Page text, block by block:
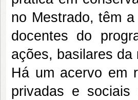
no Mestrado, têm
docentes do
ações, basilares da
Há um acervo em
privadas e sociais